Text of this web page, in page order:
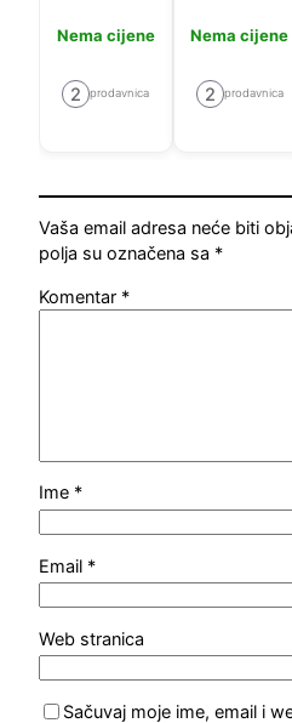
Nema cijene
2 prodavnica
Nema cijene
2 prodavnica
Vaša email adresa neće biti
polja su označena sa *
Komentar *
Ime *
Email *
Web stranica
Sačuvaj moje ime, email i